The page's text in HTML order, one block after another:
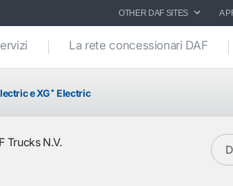
OTHER DAF SITES A
La rete concessionari DAF
e XG⁺ Electric
Trucks N.V.